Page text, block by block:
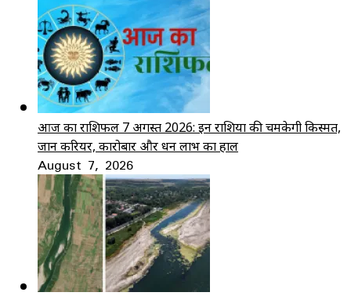
आज का राशिफल 7 अगस्त 2026: इन राशियों की चमकेगी किस्मत,
जानें करियर, कारोबार और धन लाभ का हाल
August 7, 2026